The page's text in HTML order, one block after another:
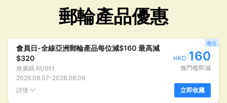
郵輪產品優惠
會員日-全線亞洲郵輪產品每位減$160 最高減
$320
推廣碼 RU951
2026.08.07-2026.08.09
HKD 160
無門檻即減
每位
詳情 立即收藏